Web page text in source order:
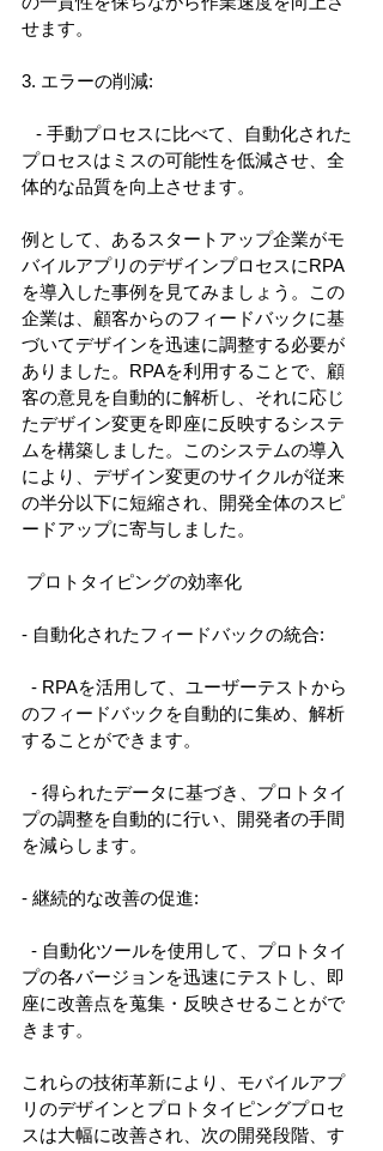
せます。
3. エラーの削減:
- 手動プロセスに比べて、自動化された
プロセスはミスの可能性を低減させ、全
体的な品質を向上させます。
例として、あるスタートアップ企業がモ
バイルアプリのデザインプロセスにRPA
を導入した事例を見てみましょう。この
企業は、顧客からのフィードバックに基
づいてデザインを迅速に調整する必要が
ありました。RPAを利用することで、顧
客の意見を自動的に解析し、それに応じ
たデザイン変更を即座に反映するシステ
ムを構築しました。このシステムの導入
により、デザイン変更のサイクルが従来
の半分以下に短縮され、開発全体のスピ
ードアップに寄与しました。
プロトタイピングの効率化
- 自動化されたフィードバックの統合:
- RPAを活用して、ユーザーテストから
のフィードバックを自動的に集め、解析
することができます。
- 得られたデータに基づき、プロトタイ
プの調整を自動的に行い、開発者の手間
を減らします。
- 継続的な改善の促進:
- 自動化ツールを使用して、プロトタイ
プの各バージョンを迅速にテストし、即
座に改善点を蒐集・反映させることがで
きます。
これらの技術革新により、モバイルアプ
リのデザインとプロトタイピングプロセ
スは大幅に改善され、次の開発段階、す